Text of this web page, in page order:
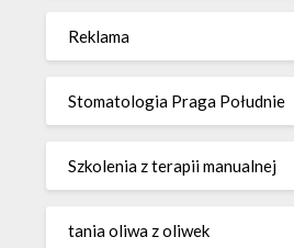
Reklama
Stomatologia Praga Południe
Szkolenia z terapii manualnej
tania oliwa z oliwek